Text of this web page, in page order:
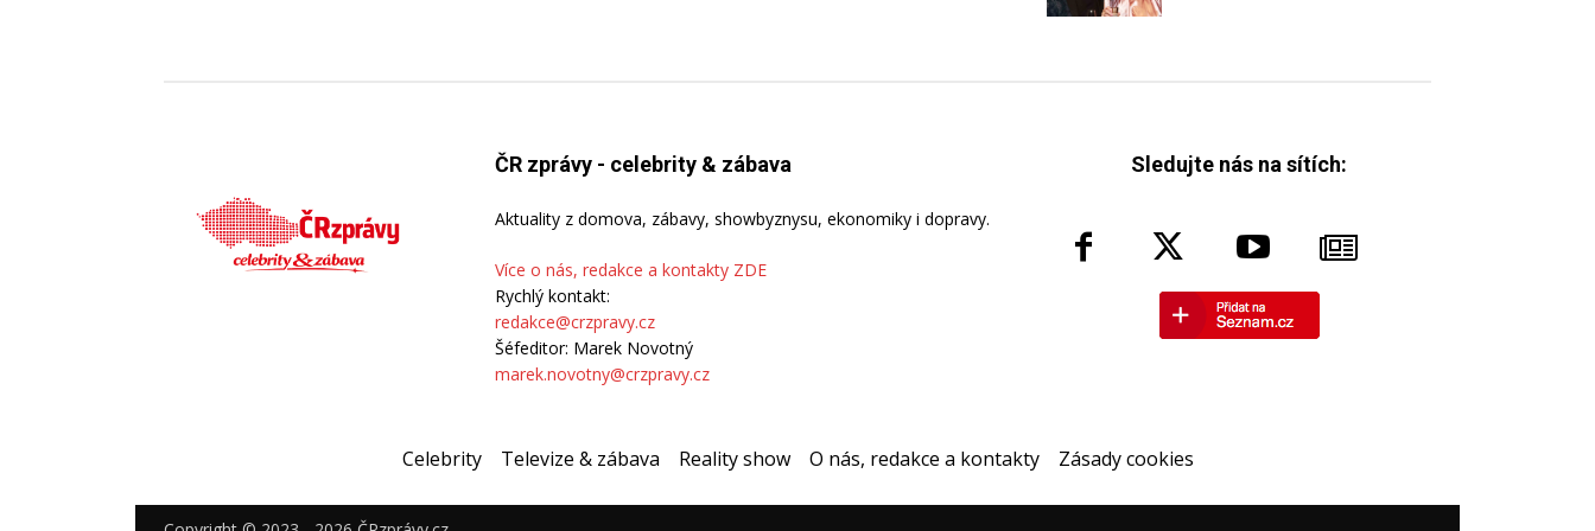
ČR zprávy - celebrity & zábava
Aktuality z domova, zábavy, showbyznysu, ekonomiky i dopravy.
Více o nás, redakce a kontakty ZDE
Rychlý kontakt:
redakce@crzpravy.cz
Šéfeditor: Marek Novotný
marek.novotny@crzpravy.cz
Sledujte nás na sítích:
Celebrity Televize & zábava Reality show O nás, redakce a kontakty Zásady cookies